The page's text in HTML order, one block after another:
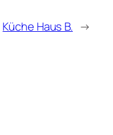
Küche Haus B. →